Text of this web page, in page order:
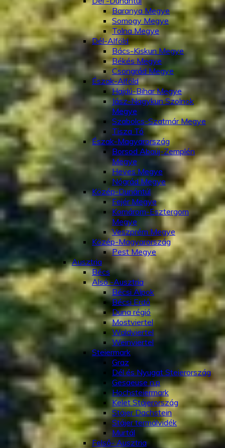
Baranya Megye
Somogy Megye
Tolna Megye
Dél-Alföld
Bács-Kiskun Megye
Békés Megye
Csongrád Megye
Észak-Alföld
Hajdú-Bihar Megye
Jász-Nagykun Szolnok
Megye
Szabolcs-Szatmár Megye
Tisza Tó
Észak-Magyarország
Borsod Abaúj-Zemplén
Megye
Heves Megye
Nógrád Megye
Közép-Dunántúl
Fejér Megye
Komárom-Esztergom
Megye
Veszprém Megye
Közép-Magyarország
Pest Megye
Ausztria
Bécs
Alsó -Ausztria
Bécsi Alpok
Bécsi Erdő
Duna régió
Mostviertel
Waldviertel
Weinviertel
Steiermark
Graz
Dél és Nyugat Steierország
Gesaeuse n.p
Hochsteiermark
Kelet Stájerország
Stájer Dachstein
Stájer termálvidék
Murtál
Felső- Ausztria